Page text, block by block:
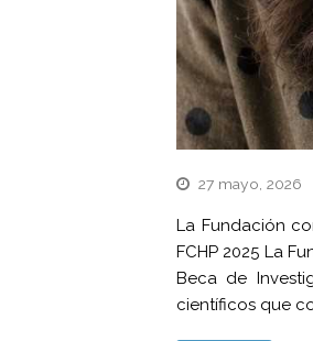
27 mayo, 2026
La Fundación
FCHP 2025 La
Beca de
científicos que